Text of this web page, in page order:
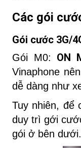
Các gói
Gói cước 3G/
Gói M0: ON
Vinaphone
dễ dàng như
Tuy nhiên, để
duy trì gới
gói ở bên dưới.